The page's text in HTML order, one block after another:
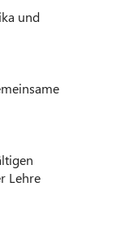
und
Lehre